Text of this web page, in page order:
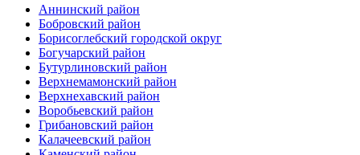
Аннинский район
Бобровский район
Борисоглебский городской округ
Богучарский район
Бутурлиновский район
Верхнемамонский район
Верхнехавский район
Воробьевский район
Грибановский район
Калачеевский район